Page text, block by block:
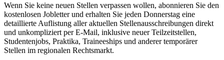
Wenn Sie keine neuen Stellen verpassen wollen, abonnieren Sie den
kostenlosen Jobletter und erhalten Sie jeden Donnerstag eine
detaillierte Auflistung aller aktuellen Stellenausschreibungen direkt
und unkompliziert per E-Mail, inklusive neuer Teilzeitstellen,
Studentenjobs, Praktika, Traineeships und anderer temporärer
Stellen im regionalen Rechtsmarkt.